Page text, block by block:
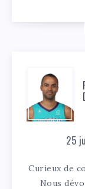
25
Curieux de
Nous